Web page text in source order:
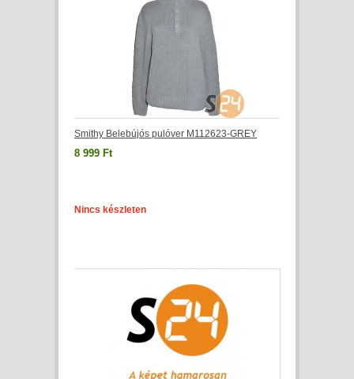
Smithy Belebújós pulóver M112623-GREY
8 999 Ft
Nincs készleten